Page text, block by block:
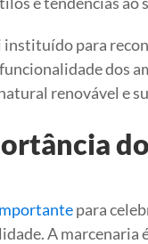
para
dos
renovável e
para
A marcenaria